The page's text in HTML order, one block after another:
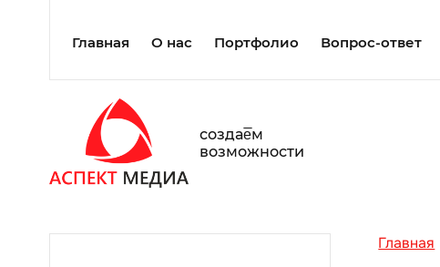
Главная О нас Портфолио Вопрос-ответ
создаe̅м
возможности
Главная